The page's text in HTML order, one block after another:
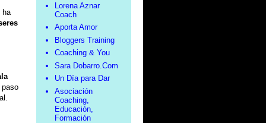
ha
Lorena Aznar
Coach
Aporta Amor
Bloggers Training
Coaching & You
Sara Dobarro.Com
Un Día para Dar
Asociación
Coaching,
Educación,
Formación